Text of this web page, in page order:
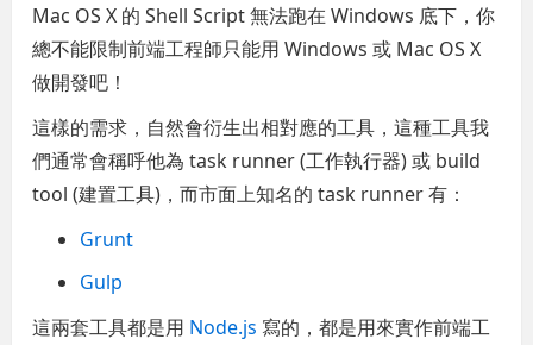
Mac OS X 的 Shell Script 無法跑在 Windows 底下，你
總不能限制前端工程師只能用 Windows 或 Mac OS X
做開發吧！
這樣的需求，自然會衍生出相對應的工具，這種工具我
們通常會稱呼他為 task runner (工作執行器) 或 build
tool (建置工具)，而市面上知名的 task runner 有：
Grunt
Gulp
這兩套工具都是用 Node.js 寫的，都是用來實作前端工